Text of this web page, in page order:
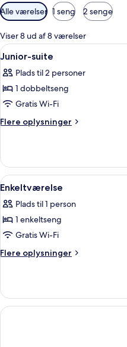
Tilgængelige
filtre
for
værelser
Alle værelser 1 seng 2 senge
Viser 8 ud af 8 værelser
Indlæs
alle
billeder
af
Junior-
suite
11
Junior-suite
Plads til 2 personer
1 dobbeltseng
Gratis Wi-Fi
Flere oplysninger
Flere
suite
Indlæs
alle
billeder
af
Enkeltværelse
4
Enkeltværelse
Plads til 1 person
1 enkeltseng
Gratis Wi-Fi
Flere oplysninger
Flere